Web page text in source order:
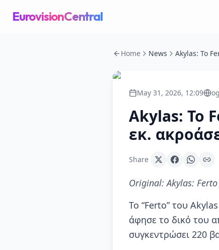
EurovisionCentral
Home News
May 31, 2026, 12:09
Akylas: Το
εκ.
Share
Original:Akylas:
Το “Ferto” του
άφησε το δικό του
συγκεντρώσει 220